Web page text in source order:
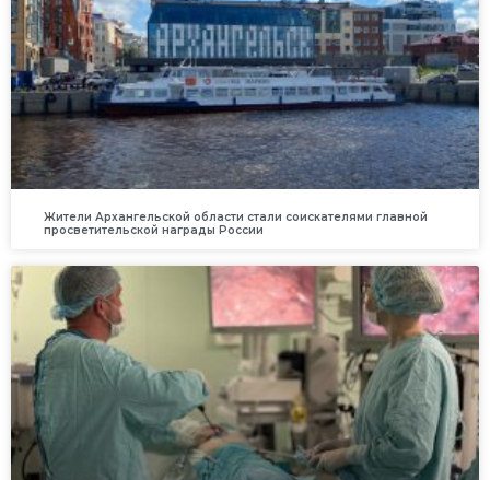
Жители Архангельской области стали соискателями главной
просветительской награды России